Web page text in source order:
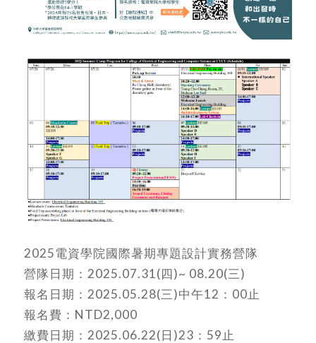
2025電資學院國際暑期專題設計實務營隊
營隊日期：2025.07.31(四)~ 08.20(三)
報名日期：2025.05.28(三)中午12：00止
報名費：NTD2,000
繳費日期：2025.06.22(日)23：59止